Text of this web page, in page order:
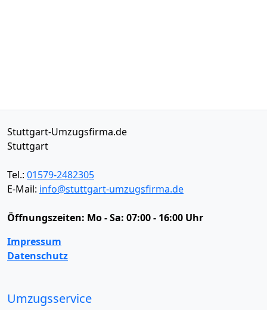
Stuttgart-Umzugsfirma.de
Stuttgart
Tel.: 01579-2482305
E-Mail: info@stuttgart-umzugsfirma.de
Öffnungszeiten: Mo - Sa: 07:00 - 16:00 Uhr
Impressum
Datenschutz
Umzugsservice